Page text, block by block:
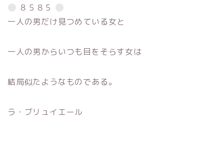
８５８５
一人の男だけ見つめている女と
一人の男からいつも目をそらす女は
結局似たようなものである。
ラ・ブリュイエール